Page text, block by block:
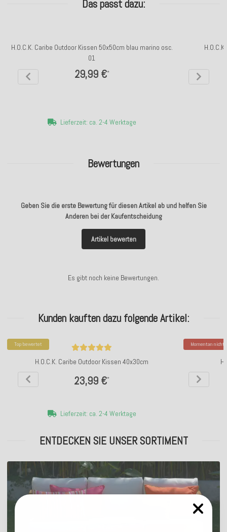
Bewertungen
Geben Sie die erste Bewertung für diesen Artikel ab und helfen Sie
Anderen bei der Kaufentscheidung
Artikel bewerten
Es gibt noch keine Bewertungen.
Das passt dazu:
H.O.C.K. Caribe Outdoor Kissen 50x50cm blau marino osc.
01
29,99 €*
Lieferzeit: ca. 2-4 Werktage
Kunden kauften dazu folgende Artikel:
Top bewertet
H.O.C.K. Caribe Outdoor Kissen 40x30cm
23,99 €*
Lieferzeit: ca. 2-4 Werktage
Momentan nicht
ENTDECKEN SIE UNSER SORTIMENT